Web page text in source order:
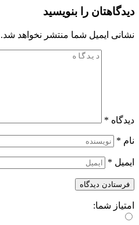
دیدگاهتان را بنویسید
نشانی ایمیل شما منتشر نخواهد شد.
دیدگاه *
نام *
ایمیل *
امتیاز شما: